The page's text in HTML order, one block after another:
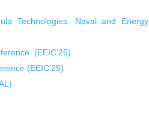
Technologies. Naval and Energy
(EEIC’25)
(EEIC’25)